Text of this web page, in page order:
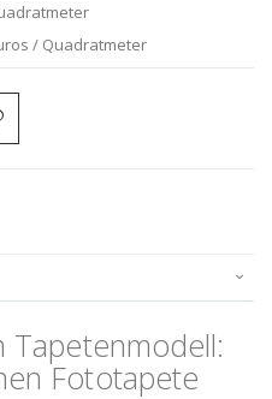
/ Quadratmeter
Tapetenmodell:
Fototapete